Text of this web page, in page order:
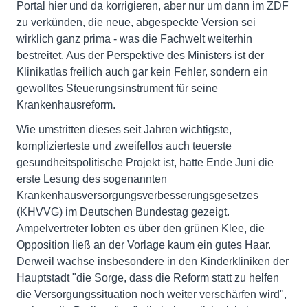
Portal hier und da korrigieren, aber nur um dann im ZDF
zu verkünden, die neue, abgespeckte Version sei
wirklich ganz prima - was die Fachwelt weiterhin
bestreitet. Aus der Perspektive des Ministers ist der
Klinikatlas freilich auch gar kein Fehler, sondern ein
gewolltes Steuerungsinstrument für seine
Krankenhausreform.
Wie umstritten dieses seit Jahren wichtigste,
komplizierteste und zweifellos auch teuerste
gesundheitspolitische Projekt ist, hatte Ende Juni die
erste Lesung des sogenannten
Krankenhausversorgungsverbesserungsgesetzes
(KHVVG) im Deutschen Bundestag gezeigt.
Ampelvertreter lobten es über den grünen Klee, die
Opposition ließ an der Vorlage kaum ein gutes Haar.
Derweil wachse insbesondere in den Kinderkliniken der
Hauptstadt "die Sorge, dass die Reform statt zu helfen
die Versorgungssituation noch weiter verschärfen wird",